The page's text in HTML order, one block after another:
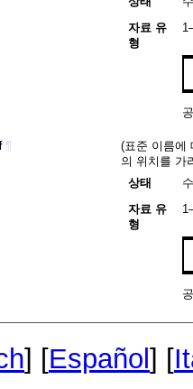
자료 유
형
¶
(표준 이름에
의 위치를 가
상태
자료 유
형
] [Español ] [